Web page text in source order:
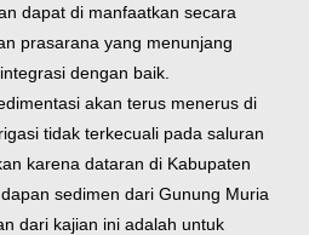
dapat di manfaatkan secara
prasarana yang menunjang
dengan baik.
akan terus menerus di
tidak terkecuali pada saluran
karena dataran di Kabupaten
sedimen dari Gunung Muria
dari kajian ini adalah untuk